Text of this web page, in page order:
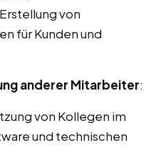
von
für Kunden und
anderer Mitarbeiter:
von Kollegen im
und technischen